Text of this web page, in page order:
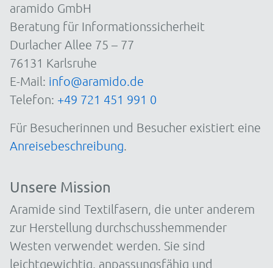
aramido GmbH
Beratung für Informationssicherheit
Durlacher Allee 75 – 77
76131 Karlsruhe
E-Mail: info@aramido.de
Telefon: +49 721 451 991 0
Für Besucherinnen und Besucher existiert eine
Anreisebeschreibung.
Unsere Mission
Aramide sind Textilfasern, die unter anderem
zur Herstellung durchschusshemmender
Westen verwendet werden. Sie sind
leichtgewichtig, anpassungsfähig und